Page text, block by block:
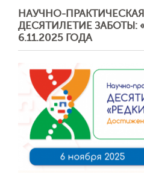
НАУЧНО-
ДЕСЯТИЛЕТИЕ ЗАБОТЫ:
6.11.2025 ГОДА